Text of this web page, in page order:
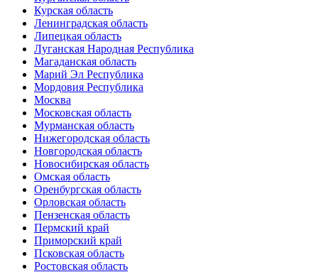
Курская область
Ленинградская область
Липецкая область
Луганская Народная Республика
Магаданская область
Марий Эл Республика
Мордовия Республика
Москва
Московская область
Мурманская область
Нижегородская область
Новгородская область
Новосибирская область
Омская область
Оренбургская область
Орловская область
Пензенская область
Пермский край
Приморский край
Псковская область
Ростовская область